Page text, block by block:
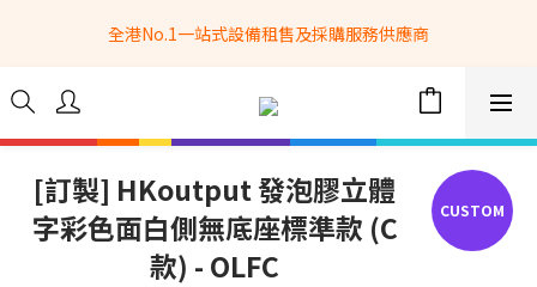
全港No.1一站式設備租售及採購服務供應商
全港No.1一站式設備租售及採購服務供應商
選購現貨產品全單滿$3500自家專送免運費 (只限網站落單, 不適用
於急單, 訂制產品, 屏風, 籠車, 舞台等)
info@hkbasket.com
全港No.1一站式設備租售及採購服務供應商
[訂製] HKoutput 發泡膠立體
字彩色面白側無底座標準款 (C
款) - OLFC